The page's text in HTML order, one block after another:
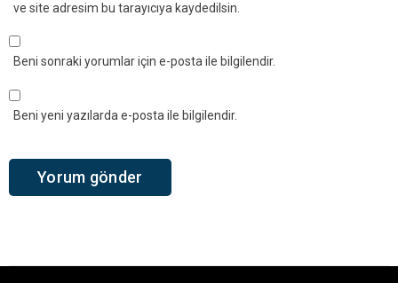
ve site adresim bu tarayıcıya kaydedilsin.
Beni sonraki yorumlar için e-posta ile bilgilendir.
Beni yeni yazılarda e-posta ile bilgilendir.